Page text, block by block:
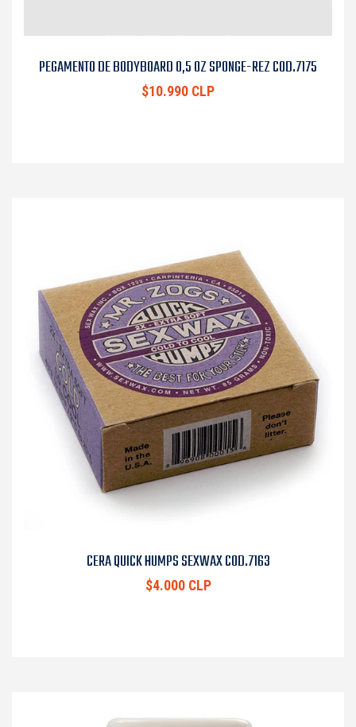
PEGAMENTO DE BODYBOARD 0,5 OZ SPONGE-REZ COD.7175
$10.990 CLP
CERA QUICK HUMPS SEXWAX COD.7163
$4.000 CLP